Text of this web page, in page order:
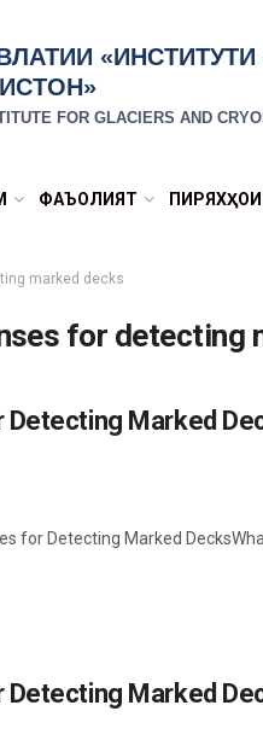
FOR GLACIERS AND
ФАЪОЛИЯТ
marked decks
for detecting
Marked
for Detecting Marked
Marked